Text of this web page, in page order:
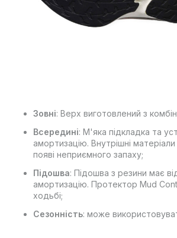
Зовні: Верх виготовлений з
Всередині: М'яка підкладка та
амортизацію. Внутрішні
появі неприємного запаху;
Підошва: Підошва з резини має
амортизацію. Протектор Mud
ходьбі;
Сезонність: може